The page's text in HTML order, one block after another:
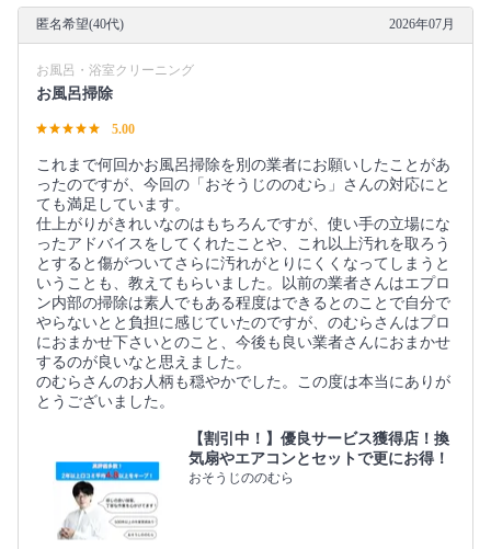
匿名希望(40代) 2026年07月
お風呂・浴室クリーニング
お風呂掃除
5.00
これまで何回かお風呂掃除を別の業者にお願いしたことがあ
ったのですが、今回の「おそうじののむら」さんの対応にと
ても満足しています。
仕上がりがきれいなのはもちろんですが、使い手の立場にな
ったアドバイスをしてくれたことや、これ以上汚れを取ろう
とすると傷がついてさらに汚れがとりにくくなってしまうと
いうことも、教えてもらいました。以前の業者さんはエプロ
ン内部の掃除は素人でもある程度はできるとのことで自分で
やらないとと負担に感じていたのですが、のむらさんはプロ
におまかせ下さいとのこと、今後も良い業者さんにおまかせ
するのが良いなと思えました。
のむらさんのお人柄も穏やかでした。この度は本当にありが
とうございました。
【割引中！】優良サービス獲得店！換
気扇やエアコンとセットで更にお得！
おそうじののむら